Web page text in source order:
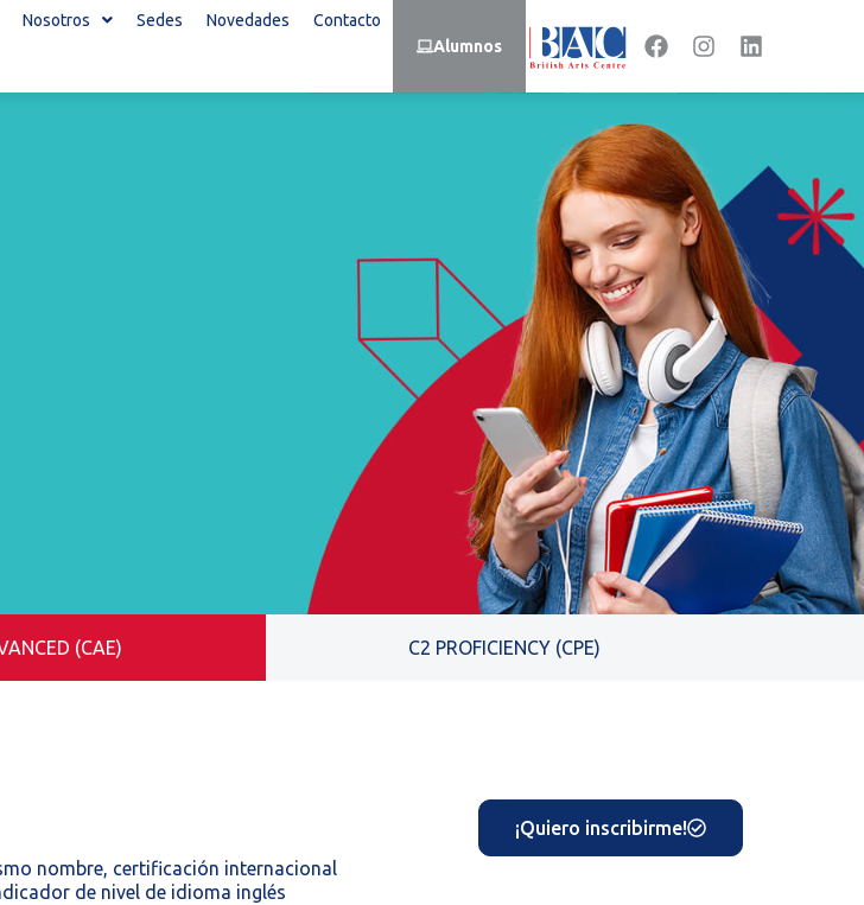
Nosotros Sedes Novedades
Contacto
Alumnos
(CAE) C2 PROFICIENCY (CPE)
¡Quiero inscribirme!
nombre, certificación internacional
de nivel de idioma inglés